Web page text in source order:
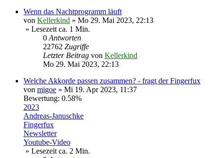
Wenn das Nachtprogramm läuft
von Kellerkind » Mo 29. Mai 2023, 22:13
» Lesezeit ca. 1 Min.
0 Antworten
22762 Zugriffe
Letzter Beitrag von Kellerkind
Mo 29. Mai 2023, 22:13
Welche Akkorde passen zusammen? - fragt der Fingerfux
von migoe » Mi 19. Apr 2023, 11:37
Bewertung: 0.58%
2023
Andreas-Januschke
Fingerfux
Newsletter
Youtube-Video
» Lesezeit ca. 2 Min.